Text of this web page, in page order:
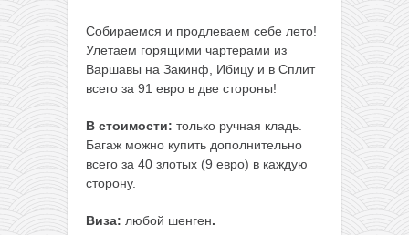
Собираемся и продлеваем себе лето!
Улетаем горящими чартерами из
Варшавы на Закинф, Ибицу и в Сплит
всего за 91 евро в две стороны!
В стоимости: только ручная кладь.
Багаж можно купить дополнительно
всего за 40 злотых (9 евро) в каждую
сторону.
Виза: любой шенген.
(осенью)